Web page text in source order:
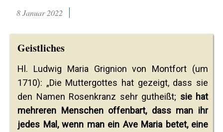
8 Januar 2022
Geistliches
Hl. Ludwig Maria Grignion von Montfort (um
1710): „Die Muttergottes hat gezeigt, dass sie
den Namen Rosenkranz sehr gutheißt; sie hat
mehreren Menschen offenbart, dass man ihr
jedes Mal, wenn man ein Ave Maria betet, eine